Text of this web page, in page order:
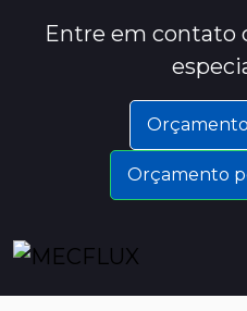
Entre em contato
Orçamento